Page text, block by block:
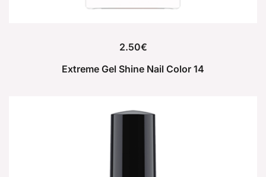
2.50€
Extreme Gel Shine Nail Color 14